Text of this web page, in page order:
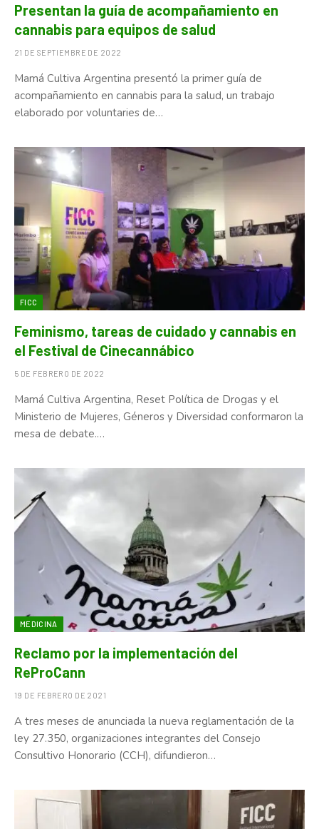
Presentan la guía de acompañamiento en
cannabis para equipos de salud
21 DE SEPTIEMBRE DE 2022
Mamá Cultiva Argentina presentó la primer guía de
acompañamiento en cannabis para la salud, un trabajo
elaborado por voluntaries de…
FICC
Feminismo, tareas de cuidado y cannabis en
el Festival de Cinecannábico
5 DE FEBRERO DE 2022
Mamá Cultiva Argentina, Reset Política de Drogas y el
Ministerio de Mujeres, Géneros y Diversidad conformaron la
mesa de debate.…
MEDICINA
Reclamo por la implementación del
ReProCann
19 DE FEBRERO DE 2021
A tres meses de anunciada la nueva reglamentación de la
ley 27.350, organizaciones integrantes del Consejo
Consultivo Honorario (CCH), difundieron…